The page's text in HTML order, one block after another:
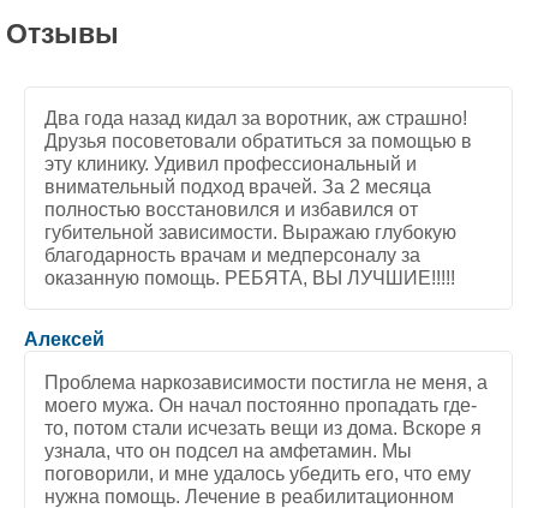
Отзывы
Два года назад кидал за воротник, аж страшно!
Друзья посоветовали обратиться за помощью в
эту клинику. Удивил профессиональный и
внимательный подход врачей. За 2 месяца
полностью восстановился и избавился от
губительной зависимости. Выражаю глубокую
благодарность врачам и медперсоналу за
оказанную помощь. РЕБЯТА, ВЫ ЛУЧШИЕ!!!!!
Алексей
Проблема наркозависимости постигла не меня, а
моего мужа. Он начал постоянно пропадать где-
то, потом стали исчезать вещи из дома. Вскоре я
узнала, что он подсел на амфетамин. Мы
поговорили, и мне удалось убедить его, что ему
нужна помощь. Лечение в реабилитационном